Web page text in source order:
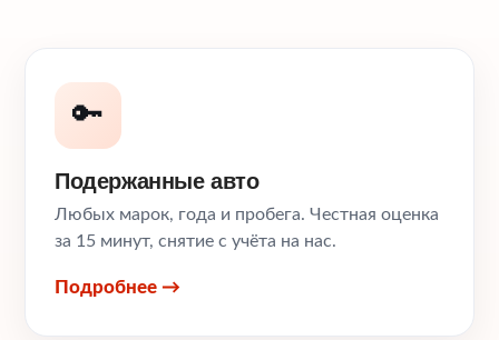
🔑
Подержанные авто
Любых марок, года и пробега. Честная оценка
за 15 минут, снятие с учёта на нас.
Подробнее →